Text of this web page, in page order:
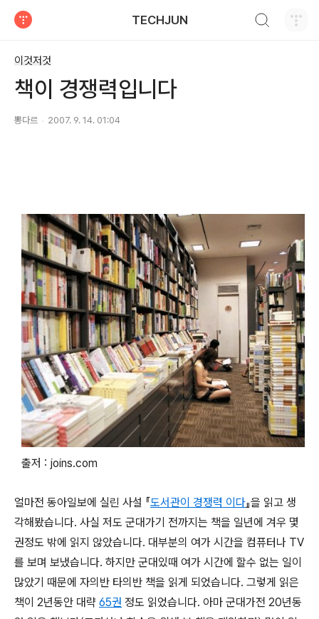
TECHJUN
이것저것
책이 경쟁력입니다
뽕다르 2007. 9. 14. 01:04
출저 : joins.com
얼마전 동아일보에 실린 사설 『도서관이 경쟁력 이다』을 읽고 생
각해봤습니다. 사실 저도 군대가기 전까지는 책을 일년에 겨우 몇
권정도 밖에 읽지 않았습니다. 대부분의 여가 시간을 컴퓨터나 TV
를 보며 보냈습니다. 하지만 군대있때 여가 시간에 할수 없는 일이
많았기 때문에 자의반 타의반 책을 읽게 되었습니다. 그렇게 읽은
책이 2년동안 대략 65권 정도 읽었습니다. 아마 군대가전 20년동